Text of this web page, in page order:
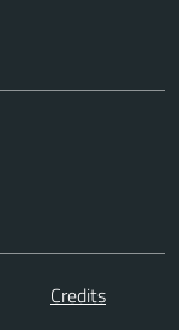
Credits